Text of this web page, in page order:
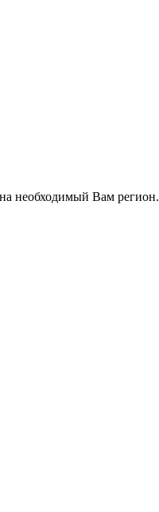
необходимый Вам регион.